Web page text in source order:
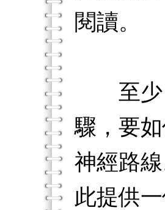
閱讀。
至少，
驟，要
神經路
此提供